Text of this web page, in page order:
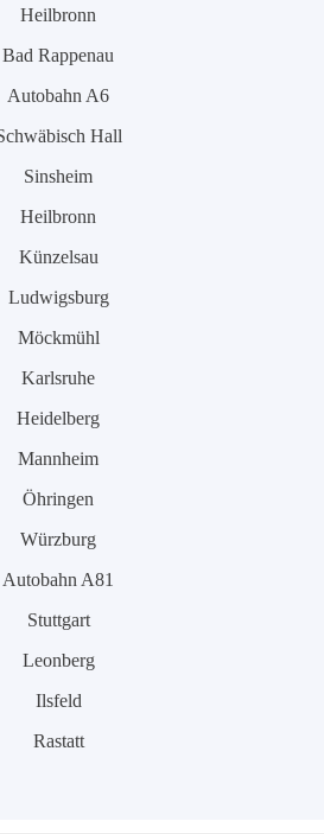
Heilbronn
Bad Rappenau
Autobahn A6
Hall
Sinsheim
Heilbronn
Künzelsau
Ludwigsburg
Möckmühl
Karlsruhe
Heidelberg
Mannheim
Öhringen
Würzburg
Autobahn A81
Stuttgart
Leonberg
Ilsfeld
Rastatt